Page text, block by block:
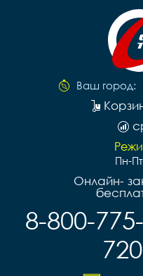
Ваш город:
Пн-
Онлайн-
8-800-